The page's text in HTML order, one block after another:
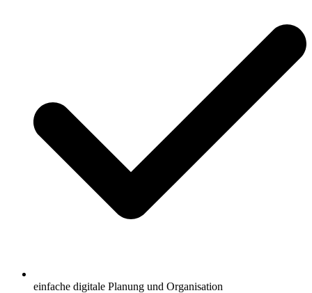
einfache digitale Planung und Organisation